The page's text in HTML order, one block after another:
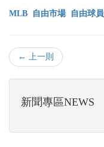
MLB 自由市場 自由球員
← 上一則
新聞專區NEWS